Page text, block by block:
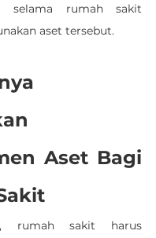
selama rumah sakit
aset tersebut.
Aset Bagi
rumah sakit harus